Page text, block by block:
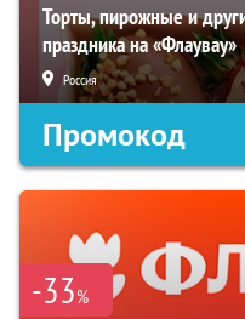
Торты, пирожные и
праздника на «Флаувау»
Россия
Промокод
-33%